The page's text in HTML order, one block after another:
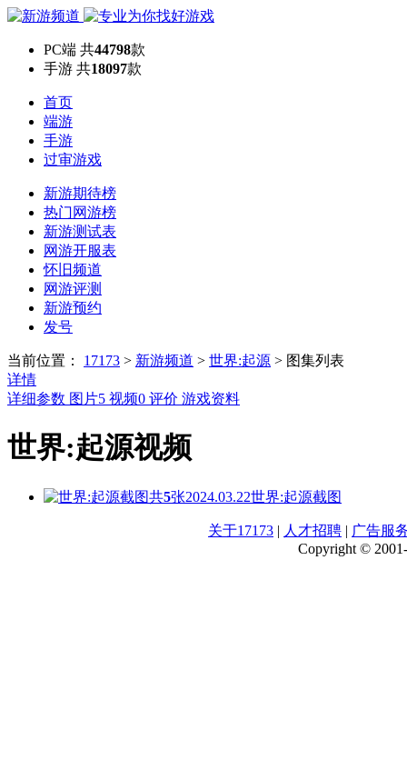
PC端 共44798款
手游 共18097款
首页
端游
手游
过审游戏
新游期待榜
热门网游榜
新游测试表
网游开服表
怀旧频道
网游评测
新游预约
发号
当前位置： 17173 > 新游频道 > 世界:起源 > 图集列表
详情
详细参数 图片5 视频0 评价 游戏资料
世界:起源视频
共5张2024.03.22世界:起源截图
关于17173 | 人才招聘 | 广告服
Copyright ©